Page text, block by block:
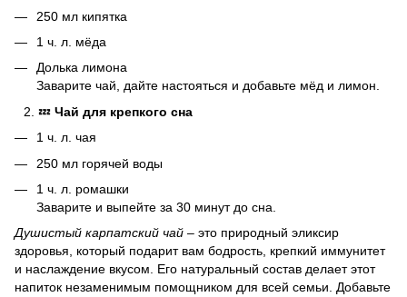
250 мл кипятка
1 ч. л. мёда
Долька лимона
Заварите чай, дайте настояться и добавьте мёд и лимон.
💤 Чай для крепкого сна
1 ч. л. чая
250 мл горячей воды
1 ч. л. ромашки
Заварите и выпейте за 30 минут до сна.
Душистый карпатский чай – это природный эликсир
здоровья, который подарит вам бодрость, крепкий иммунитет
и наслаждение вкусом. Его натуральный состав делает этот
напиток незаменимым помощником для всей семьи. Добавьте